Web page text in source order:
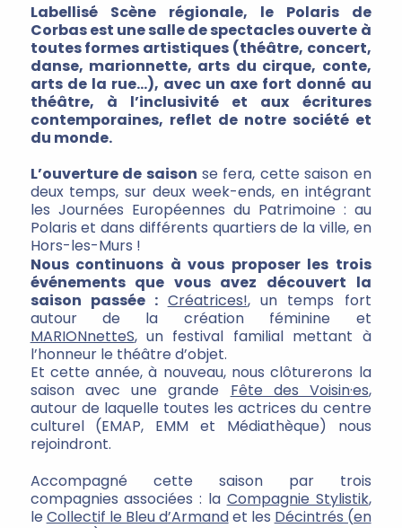
Labellisé Scène régionale, le Polaris de
Corbas est une salle de spectacles ouverte à
toutes formes artistiques (théâtre, concert,
danse, marionnette, arts du cirque, conte,
arts de la rue…), avec un axe fort donné au
théâtre, à l’inclusivité et aux écritures
contemporaines, reflet de notre société et
du monde.
L’ouverture de saison se fera, cette saison en
deux temps, sur deux week-ends, en intégrant
les Journées Européennes du Patrimoine : au
Polaris et dans différents quartiers de la ville, en
Hors-les-Murs !
Nous continuons à vous proposer les trois
événements que vous avez découvert la
saison passée : Créatrices!, un temps fort
autour de la création féminine et
MARIONnetteS, un festival familial mettant à
l’honneur le théâtre d’objet.
Et cette année, à nouveau, nous clôturerons la
saison avec une grande Fête des Voisin·es,
autour de laquelle toutes les actrices du centre
culturel (EMAP, EMM et Médiathèque) nous
rejoindront.
Accompagné cette saison par trois
compagnies associées : la Compagnie Stylistik,
leCollectif le Bleu d’Armandet les Décintrés (en